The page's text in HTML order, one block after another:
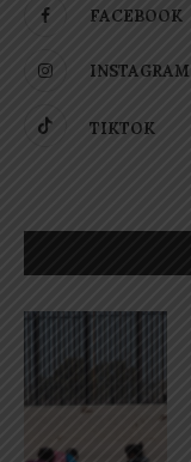
FACEBOOK
INSTAGRAM
TIKTOK